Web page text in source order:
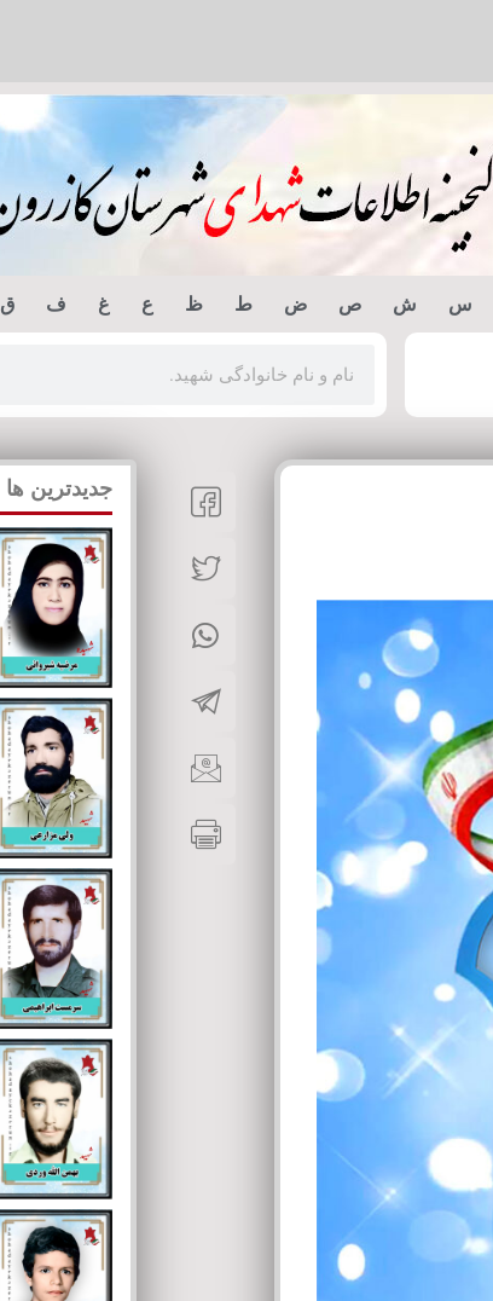
س ش ص ض ط ظ ع غ ف ق
جدیدترین ها